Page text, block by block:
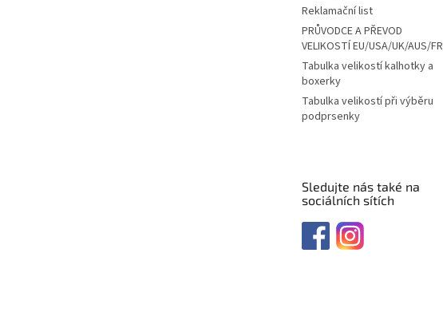
Reklamační list
PRŮVODCE A PŘEVOD
VELIKOSTÍ EU/USA/UK/AUS/FR
Tabulka velikostí kalhotky a
boxerky
Tabulka velikostí při výběru
podprsenky
Sledujte nás také na
sociálních sítích